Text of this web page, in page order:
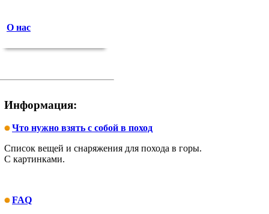
О нас
Информация:
Что нужно взять с собой в поход
Список вещей и снаряжения для похода в горы.
С картинками.
FAQ